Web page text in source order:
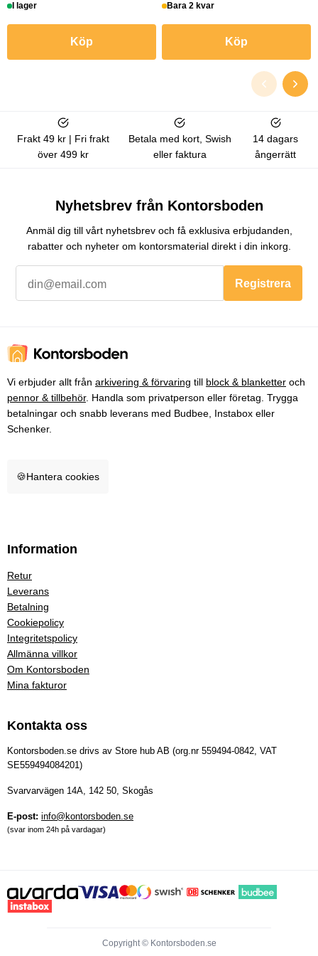
I lager
Köp
Bara 2 kvar
Köp
Frakt 49 kr | Fri frakt
över 499 kr
Betala med kort, Swish
eller faktura
14 dagars
ångerrätt
Nyhetsbrev från Kontorsboden
Anmäl dig till vårt nyhetsbrev och få exklusiva erbjudanden,
rabatter och nyheter om kontorsmaterial direkt i din inkorg.
Registrera
Vi erbjuder allt från arkivering & förvaring till block & blanketter och
pennor & tillbehör. Handla som privatperson eller företag. Trygga
betalningar och snabb leverans med Budbee, Instabox eller
Schenker.
🍪Hantera cookies
Information
Retur
Leverans
Betalning
Cookiepolicy
Integritetspolicy
Allmänna villkor
Om Kontorsboden
Mina fakturor
Kontakta oss
Kontorsboden.se drivs av Store hub AB (org.nr 559494-0842, VAT
SE559494084201)
Svarvarvägen 14A, 142 50, Skogås
E-post: info@kontorsboden.se
(svar inom 24h på vardagar)
Copyright © Kontorsboden.se